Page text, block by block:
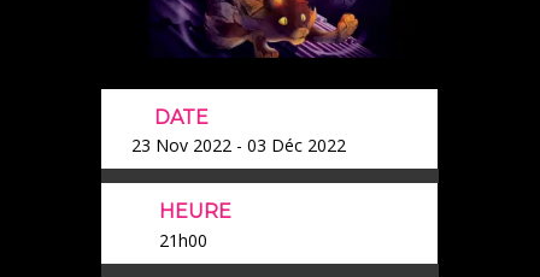
DATE
23 Nov 2022 - 03 Déc 2022
HEURE
21h00